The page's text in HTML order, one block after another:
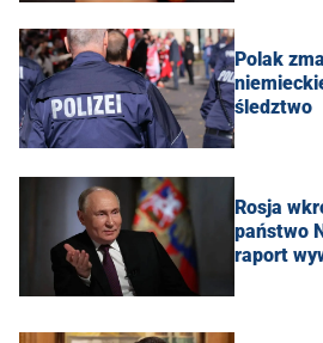
Polak
śledztwo
Rosja
państwo
raport